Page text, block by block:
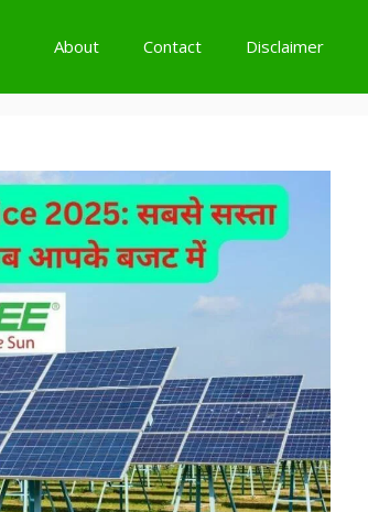
About Contact Disclaimer